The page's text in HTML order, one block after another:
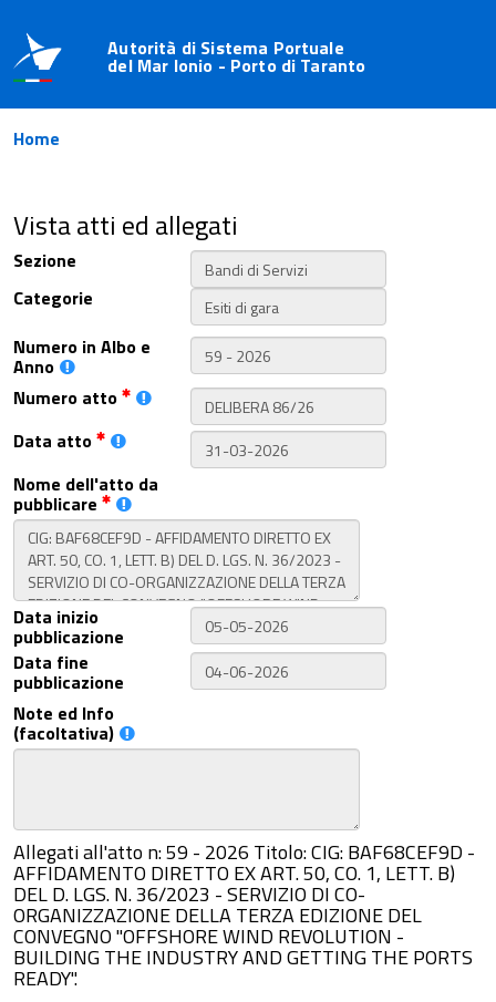
Autorità di Sistema Portuale
del Mar Ionio - Porto di Taranto
Home
Vista atti ed allegati
Sezione
Categorie
Numero in Albo e
Anno
Numero atto
Data atto
Nome dell'atto da
pubblicare
Data inizio
pubblicazione
Data fine
pubblicazione
Note ed Info
(facoltativa)
Allegati all'atto n: 59 - 2026 Titolo: CIG: BAF68CEF9D -
AFFIDAMENTO DIRETTO EX ART. 50, CO. 1, LETT. B)
DEL D. LGS. N. 36/2023 - SERVIZIO DI CO-
ORGANIZZAZIONE DELLA TERZA EDIZIONE DEL
CONVEGNO "OFFSHORE WIND REVOLUTION -
BUILDING THE INDUSTRY AND GETTING THE PORTS
READY".